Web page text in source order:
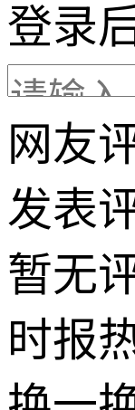
登录
网友
发表
暂无
时报